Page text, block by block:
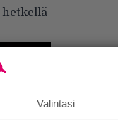
Valintasi